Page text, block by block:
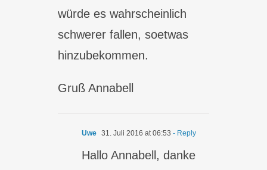
würde es wahrscheinlich
schwerer fallen, soetwas
hinzubekommen.
Gruß Annabell
Uwe 31. Juli 2016 at 06:53 - Reply
Hallo Annabell, danke